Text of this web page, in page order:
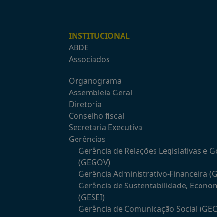
INSTITUCIONAL
ABDE
Associados
Organograma
Assembleia Geral
Diretoria
Conselho fiscal
Secretaria Executiva
Gerências
Gerência de Relações Legislativas e
(GEGOV)
Gerência Administrativo-Financeira
Gerência de Sustentabilidade,
(GESEI)
Gerência de Comunicação Social